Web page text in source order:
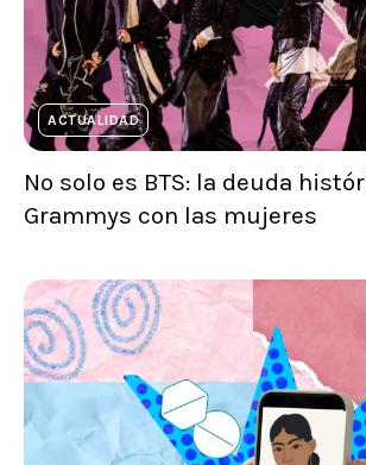
ACTUALIDAD
No solo es BTS: la deuda
Grammys con las mujeres